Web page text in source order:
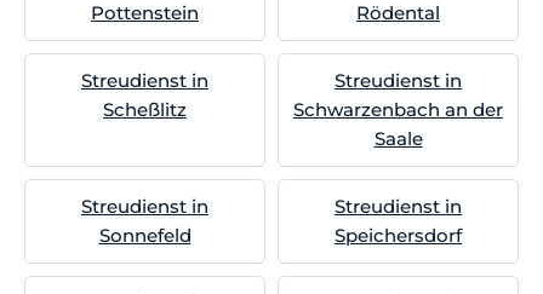
Pottenstein
Rödental
Streudienst in
Scheßlitz
Streudienst in
Schwarzenbach an der
Saale
Streudienst in
Sonnefeld
Streudienst in
Speichersdorf